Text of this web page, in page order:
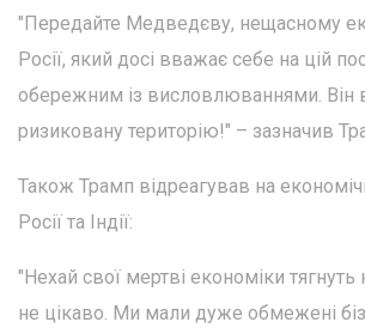
"Передайте Медведєву, нещасному
Росії, який досі вважає себе на цій
обережним із висловлюваннями. Він
ризиковану територію!" – зазначив
Також Трамп відреагував на
Росії та Індії:
"Нехай свої мертві економіки
не цікаво. Ми мали дуже обмежені